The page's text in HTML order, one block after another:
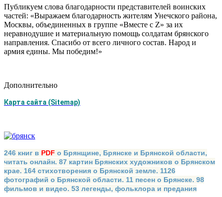
Публикуем слова благодарности представителей воинских
частей: «Выражаем благодарность жителям Унечского района,
Москвы, объединенных в группе «Вместе c Z» за их
неравнодушие и материальную помощь солдатам брянского
направления. Спасибо от всего личного состав. Народ и
армия едины. Мы победим!»
Дополнительно
Карта сайта (Sitemap)
246 книг в PDF о Брянщине, Брянске и Брянской области,
читать онлайн. 87 картин Брянских художников о Брянском
крае. 164 стихотворения о Брянской земле. 1126
фотографий о Брянской области. 11 песен о Брянске. 98
фильмов и видео. 53 легенды, фольклора и предания